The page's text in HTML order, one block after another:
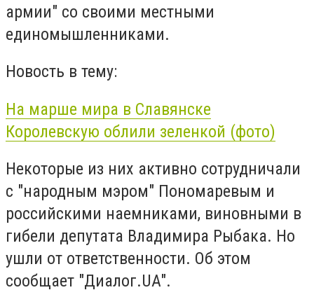
армии" со своими местными
единомышленниками.
Новость в тему:
На марше мира в Славянске
Королевскую облили зеленкой (фото)
Некоторые из них активно сотрудничали
с "народным мэром" Пономаревым и
российскими наемниками, виновными в
гибели депутата Владимира Рыбака. Но
ушли от ответственности. Об этом
сообщает "Диалог.UA".